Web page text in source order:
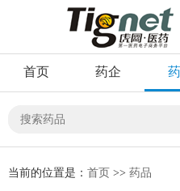
首页 药企
当前的位置是： 首页 >> 药品